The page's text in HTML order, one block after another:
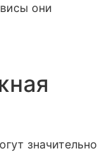
они
значительно